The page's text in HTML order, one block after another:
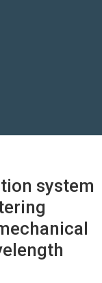
system